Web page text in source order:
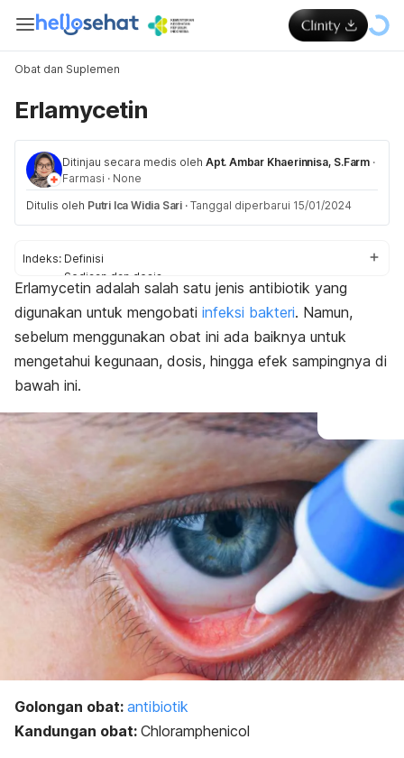
Obat dan Suplemen
Erlamycetin
Ditinjau secara medis oleh Apt. Ambar Khaerinnisa, S.Farm ·
Farmasi · None
Ditulis oleh Putri Ica Widia Sari · Tanggal diperbarui 15/01/2024
Indeks: Definisi
Sediaan dan dosis
Efek samping
Peringatan dan perhatian
Efek pada ibu hamil dan menyusui
Interaksi obat
Erlamycetin adalah salah satu jenis antibiotik yang
digunakan untuk mengobati infeksi bakteri. Namun,
sebelum menggunakan obat ini ada baiknya untuk
mengetahui kegunaan, dosis, hingga efek sampingnya di
bawah ini.
Golongan obat: antibiotik
Kandungan obat: Chloramphenicol